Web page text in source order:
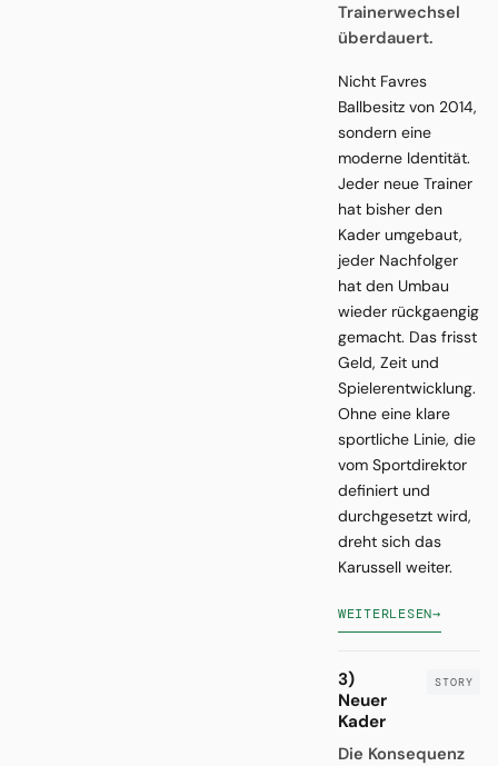
Trainerwechsel
überdauert.
Nicht Favres
Ballbesitz von 2014,
sondern eine
moderne Identität.
Jeder neue Trainer
hat bisher den
Kader umgebaut,
jeder Nachfolger
hat den Umbau
wieder rückgaengig
gemacht. Das frisst
Geld, Zeit und
Spielerentwicklung.
Ohne eine klare
sportliche Linie, die
vom Sportdirektor
definiert und
durchgesetzt wird,
dreht sich das
Karussell weiter.
WEITERLESEN→
3)
Neuer
Kader
Die Konsequenz